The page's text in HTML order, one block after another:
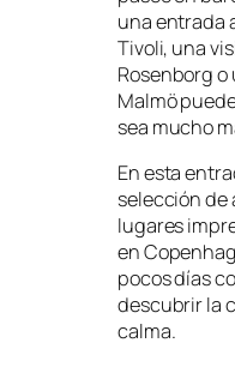
una entrada
Tivoli, una
Rosenborg o
Malmö
sea mucho
En esta
selección de
lugares
en
pocos días
descubrir la
calma.